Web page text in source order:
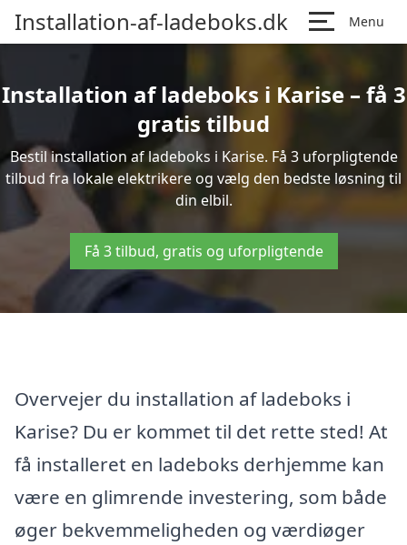
Installation-af-ladeboks.dk Menu
Installation af ladeboks i Karise – få 3
gratis tilbud
Bestil installation af ladeboks i Karise. Få 3 uforpligtende
tilbud fra lokale elektrikere og vælg den bedste løsning til
din elbil.
Få 3 tilbud, gratis og uforpligtende
Overvejer du installation af ladeboks i
Karise? Du er kommet til det rette sted! At
få installeret en ladeboks derhjemme kan
være en glimrende investering, som både
øger bekvemmeligheden og værdiøger